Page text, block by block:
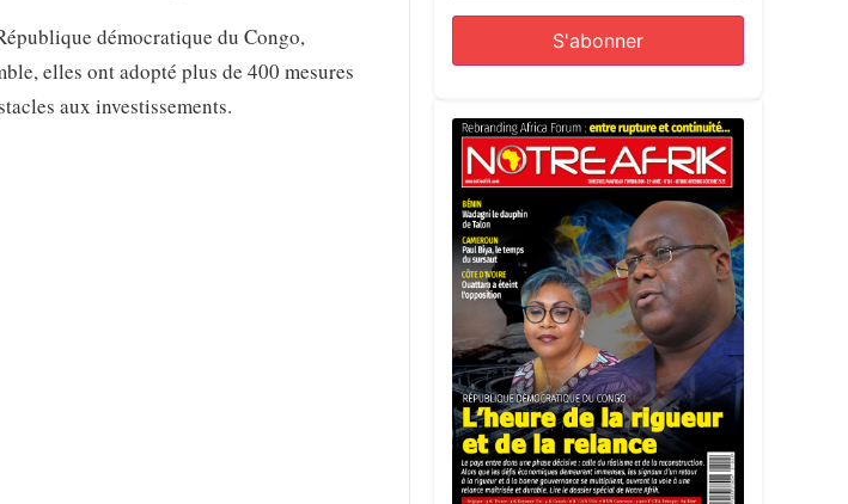
démocratique du Congo,
elles ont adopté plus de 400 mesures
aux investissements.